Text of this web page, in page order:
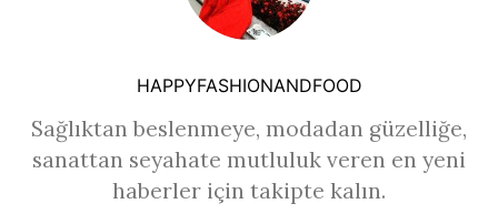
HAPPYFASHIONANDFOOD
Sağlıktan beslenmeye, modadan güzelliğe,
sanattan seyahate mutluluk veren en yeni
haberler için takipte kalın.